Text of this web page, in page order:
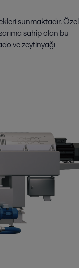
sunmaktadır. Özel
sahip olan bu
ve zeytinyağı